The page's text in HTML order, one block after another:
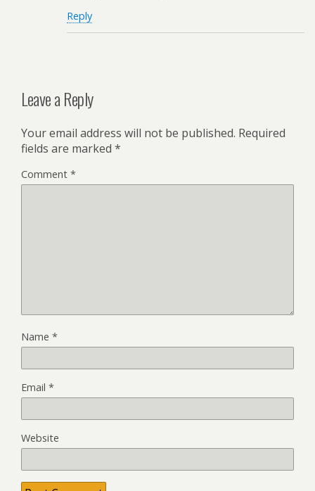
Reply
Leave a Reply
Your email address will not be published. Required
fields are marked *
Comment *
Name *
Email *
Website